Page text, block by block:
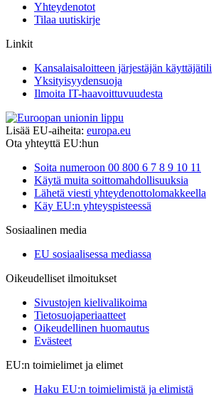
Yhteydenotot
Tilaa uutiskirje
Linkit
Kansalaisaloitteen järjestäjän käyttäjätili
Yksityisyydensuoja
Ilmoita IT-haavoittuvuudesta
Lisää EU-aiheita: europa.eu
Ota yhteyttä EU:hun
Soita numeroon 00 800 6 7 8 9 10 11
Käytä muita soittomahdollisuuksia
Lähetä viesti yhteydenottolomakkeella
Käy EU:n yhteyspisteessä
Sosiaalinen media
EU sosiaalisessa mediassa
Oikeudelliset ilmoitukset
Sivustojen kielivalikoima
Tietosuojaperiaatteet
Oikeudellinen huomautus
Evästeet
EU:n toimielimet ja elimet
Haku EU:n toimielimistä ja elimistä